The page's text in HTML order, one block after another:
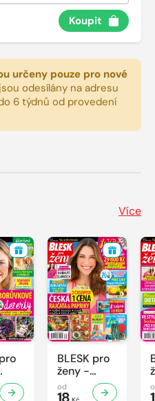
Koupit
určeny pouze pro nové
odesílány na adresu
6 týdnů od provedení
Více
BLESK pro
ženy -
30/2026
od
18